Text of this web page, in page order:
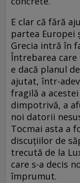
E clar că fără
partea Europei
Grecia intră în
Întrebarea care
e dacă planul
ajutat, într-
fragilă a
dimpotrivă, a
noi datorii
Tocmai asta a
discuțiilor de
trecută de la
care s-a decis
împrumut.